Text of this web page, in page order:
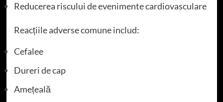
Reducerea riscului de evenimente cardiovasculare
Reacțiile adverse comune includ:
Cefalee
Dureri de cap
Amețeală